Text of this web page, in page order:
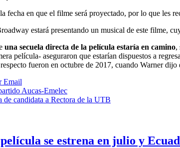
fecha en que el filme será proyectado, por lo que les
estará presentando un musical de este filme,
una secuela directa de la película estaría en camino,
película- aseguraron que estarían dispuestos a
fueron en octubre de 2017, cuando Warner
Email
Aucas-Emelec
de candidata a Rectora de la UTB
se estrena en julio y